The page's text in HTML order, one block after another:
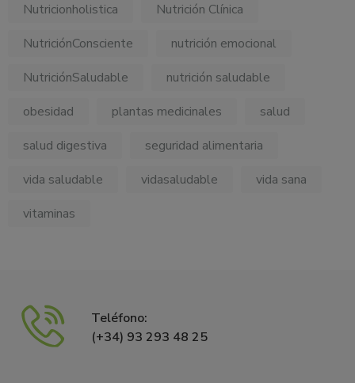
Nutricionholistica
Nutrición Clínica
NutriciónConsciente
nutrición emocional
NutriciónSaludable
nutrición saludable
obesidad
plantas medicinales
salud
salud digestiva
seguridad alimentaria
vida saludable
vidasaludable
vida sana
vitaminas
Teléfono:
(+34) 93 293 48 25